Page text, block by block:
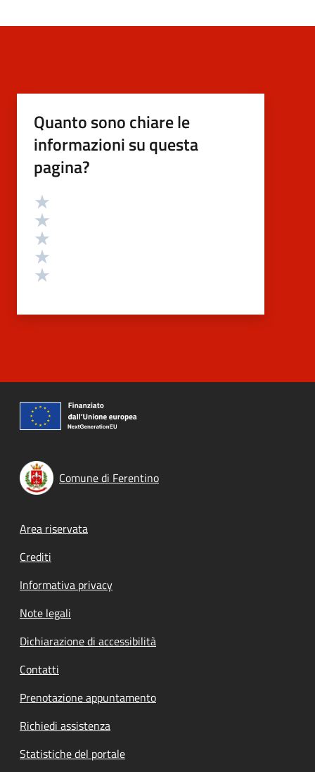
Quanto sono chiare le
informazioni su questa
pagina?
Valutazione
Comune di Ferentino
Footer menu
Area riservata
Crediti
Informativa privacy
Note legali
Dichiarazione di accessibilità
Contatti
Prenotazione appuntamento
Richiedi assistenza
Statistiche del portale